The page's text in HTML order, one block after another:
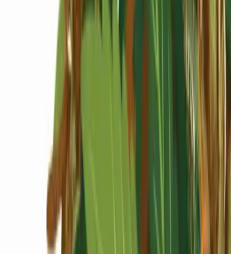
Live Rosin